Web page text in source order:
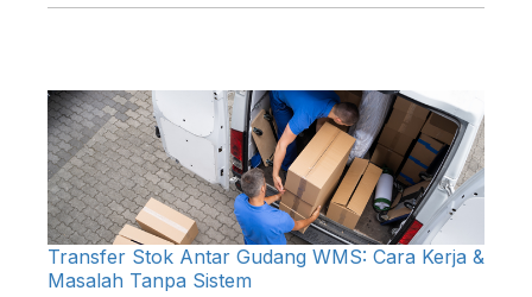
adanya fitur baru ini pada Erzap, Anda dapat
pelanggan anda dapat menggunakan poin tersebut
untuk ditukarkan atau dibelanjakan dengan produk
anda
Transfer Stok Antar Gudang WMS: Cara Kerja &
Masalah Tanpa Sistem